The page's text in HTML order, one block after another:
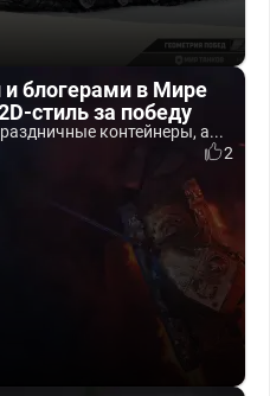
и блогерами в Мире
стиль за победу
контейнеры, а...
2